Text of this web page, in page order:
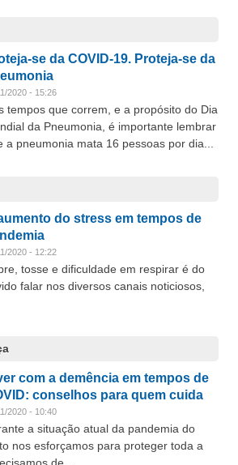
se da COVID-19. Proteja-se da
2020 - 15:26
tempos que correm, e a propósito do Dia
da Pneumonia, é importante lembrar
a pneumonia mata 16 pessoas por dia...
do stress em tempos de
2020 - 12:22
tosse e dificuldade em respirar é do
falar nos diversos canais noticiosos,
com a demência em tempos de
conselhos para quem cuida
2020 - 10:40
a situação atual da pandemia do
nos esforçamos para proteger toda a